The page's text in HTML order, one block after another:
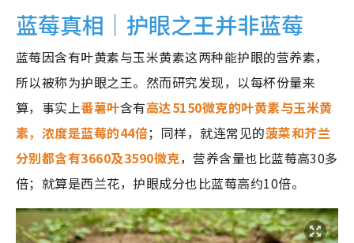
蓝莓真相｜护眼之王并非蓝莓
蓝莓因含有叶黄素与玉米黄素这两种能护眼的营养素，
所以被称为护眼之王。然而研究发现，以每杯份量来
算，事实上番薯叶含有高达5150微克的叶黄素与玉米黄
素，浓度是蓝莓的44倍；同样，就连常见的菠菜和芥兰
分别都含有3660及3590微克，营养含量也比蓝莓高30多
倍；就算是西兰花，护眼成分也比蓝莓高约10倍。